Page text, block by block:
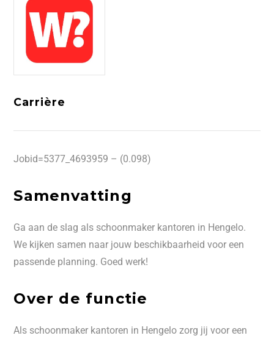
Carrière
Jobid=5377_4693959 – (0.098)
Samenvatting
Ga aan de slag als schoonmaker kantoren in Hengelo.
We kijken samen naar jouw beschikbaarheid voor een
passende planning. Goed werk!
Over de functie
Als schoonmaker kantoren in Hengelo zorg jij voor een